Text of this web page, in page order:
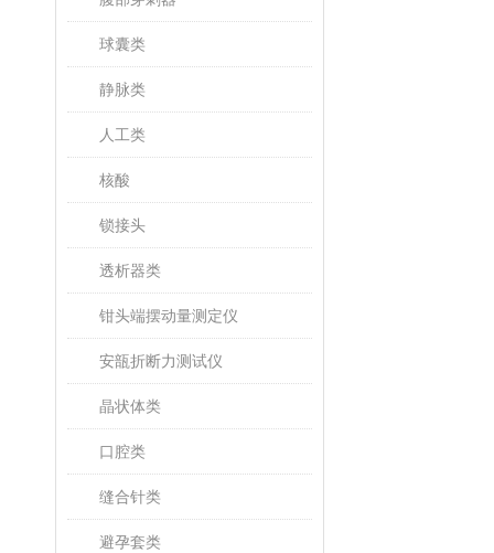
球囊类
静脉类
人工类
核酸
锁接头
透析器类
钳头端摆动量测定仪
安瓿折断力测试仪
晶状体类
口腔类
缝合针类
避孕套类